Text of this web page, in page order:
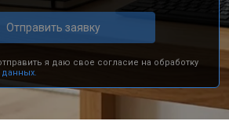
Отправить заявку
я даю свое согласие на обработку